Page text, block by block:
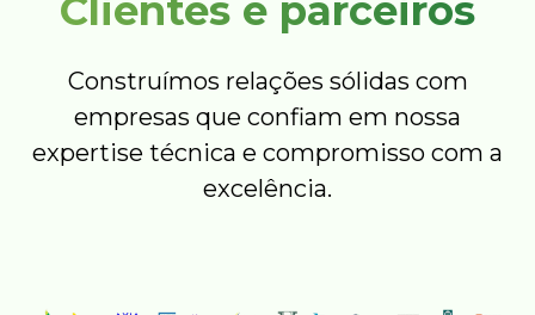
Clientes e parceiros
Construímos relações sólidas com
empresas que confiam em nossa
expertise técnica e compromisso com a
excelência.